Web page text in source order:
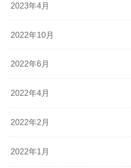
2023年4月
2022年10月
2022年6月
2022年4月
2022年2月
2022年1月